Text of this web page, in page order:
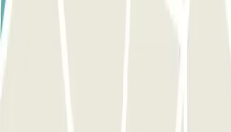
potrai entrare e uscire dal
volta